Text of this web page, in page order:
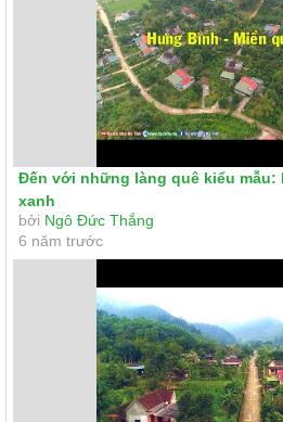
Đến với những làng quê kiểu mẫu:
xanh
bởi Ngô Đức Thắng
6 năm trước